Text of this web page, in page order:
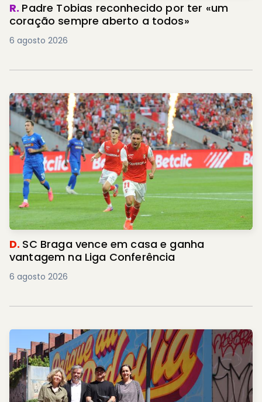
R. Padre Tobias reconhecido por ter «um
coração sempre aberto a todos»
6 agosto 2026
D. SC Braga vence em casa e ganha
vantagem na Liga Conferência
6 agosto 2026